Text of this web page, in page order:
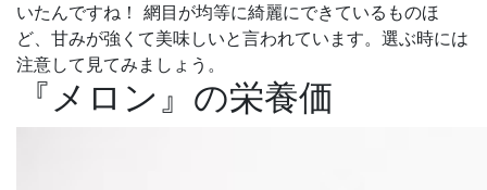
いたんですね！ 網目が均等に綺麗にできているものほ
ど、甘みが強くて美味しいと言われています。選ぶ時には
注意して見てみましょう。
『メロン』の栄養価